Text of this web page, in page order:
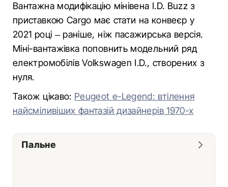
Вантажна модифікацію мінівена I.D. Buzz з
приставкою Cargo має стати на конвеєр у
2021 році – раніше, ніж пасажирська версія.
Міні-вантажівка поповнить модельний ряд
електромобілів Volkswagen I.D., створених з
нуля.
Також цікаво: Peugeot e-Legend: втілення
найсміливіших фантазій дизайнерів 1970-х
Пальне